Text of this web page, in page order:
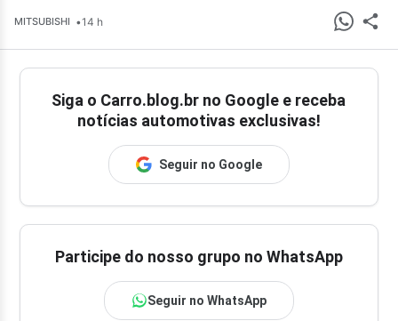
MITSUBISHI •14 h
Siga o Carro.blog.br no Google e receba
notícias automotivas exclusivas!
Seguir no Google
Participe do nosso grupo no WhatsApp
Seguir no WhatsApp